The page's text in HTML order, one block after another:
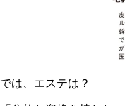
では、エステは？